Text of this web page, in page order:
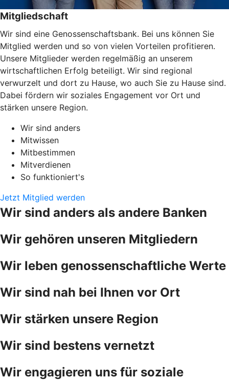
Mitgliedschaft
Wir sind eine Genossenschaftsbank. Bei uns können Sie
Mitglied werden und so von vielen Vorteilen profitieren.
Unsere Mitglieder werden regelmäßig an unserem
wirtschaftlichen Erfolg beteiligt. Wir sind regional
verwurzelt und dort zu Hause, wo auch Sie zu Hause sind.
Dabei fördern wir soziales Engagement vor Ort und
stärken unsere Region.
Wir sind anders
Mitwissen
Mitbestimmen
Mitverdienen
So funktioniert's
Jetzt Mitglied werden
Wir sind anders als andere Banken
Wir gehören unseren Mitgliedern
Wir leben genossenschaftliche Werte
Wir sind nah bei Ihnen vor Ort
Wir stärken unsere Region
Wir sind bestens vernetzt
Wir engagieren uns für soziale